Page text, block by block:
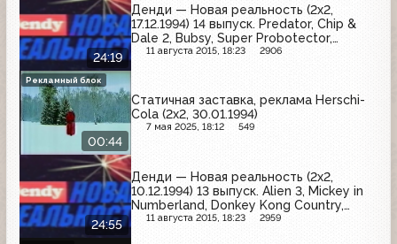
24:19
Денди — Новая реальность (2х2,
17.12.1994) 14 выпуск. Predator, Chip &
Dale 2, Bubsy, Super Probotector,
TwinBee
11 августа 2015, 18:23 2906
00:44
Статичная заставка, реклама Herschi-
Cola (2х2, 30.01.1994)
7 мая 2025, 18:12 549
Рекламный блок
24:55
Денди — Новая реальность (2х2,
10.12.1994) 13 выпуск. Alien 3, Mickey in
Numberland, Donkey Kong Country,
Super Street Fighter II, Super Ghouls &
11 августа 2015, 18:23 2959